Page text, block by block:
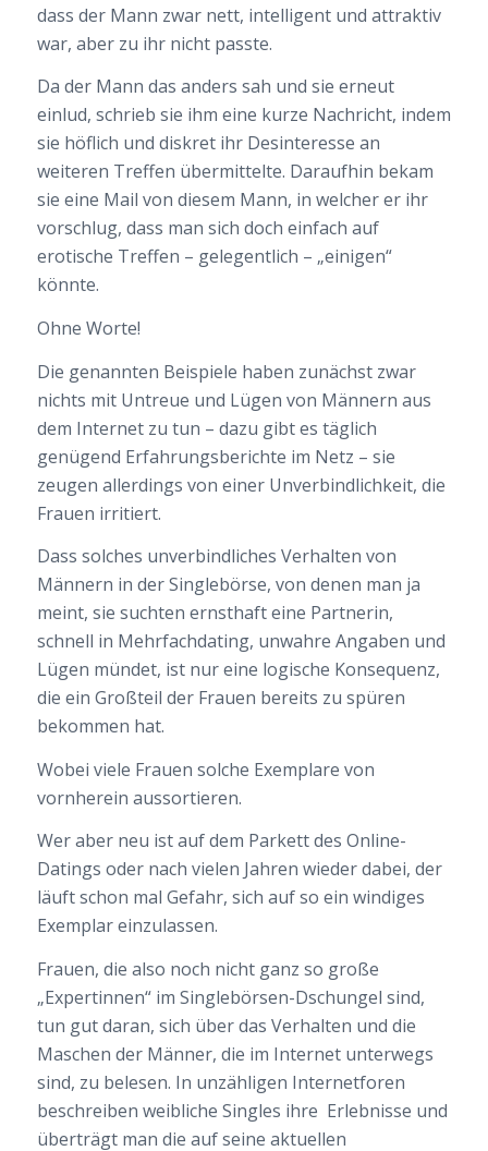
dass der Mann zwar nett, intelligent und attraktiv
war, aber zu ihr nicht passte.
Da der Mann das anders sah und sie erneut
einlud, schrieb sie ihm eine kurze Nachricht, indem
sie höflich und diskret ihr Desinteresse an
weiteren Treffen übermittelte. Daraufhin bekam
sie eine Mail von diesem Mann, in welcher er ihr
vorschlug, dass man sich doch einfach auf
erotische Treffen – gelegentlich – „einigen“
könnte.
Ohne Worte!
Die genannten Beispiele haben zunächst zwar
nichts mit Untreue und Lügen von Männern aus
dem Internet zu tun – dazu gibt es täglich
genügend Erfahrungsberichte im Netz – sie
zeugen allerdings von einer Unverbindlichkeit, die
Frauen irritiert.
Dass solches unverbindliches Verhalten von
Männern in der Singlebörse, von denen man ja
meint, sie suchten ernsthaft eine Partnerin,
schnell in Mehrfachdating, unwahre Angaben und
Lügen mündet, ist nur eine logische Konsequenz,
die ein Großteil der Frauen bereits zu spüren
bekommen hat.
Wobei viele Frauen solche Exemplare von
vornherein aussortieren.
Wer aber neu ist auf dem Parkett des Online-
Datings oder nach vielen Jahren wieder dabei, der
läuft schon mal Gefahr, sich auf so ein windiges
Exemplar einzulassen.
Frauen, die also noch nicht ganz so große
„Expertinnen“ im Singlebörsen-Dschungel sind,
tun gut daran, sich über das Verhalten und die
Maschen der Männer, die im Internet unterwegs
sind, zu belesen. In unzähligen Internetforen
beschreiben weibliche Singles ihre Erlebnisse und
überträgt man die auf seine aktuellen